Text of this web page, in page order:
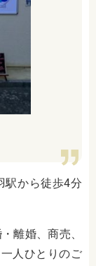
駅から徒歩4分
離婚、商売、
人ひとりのご